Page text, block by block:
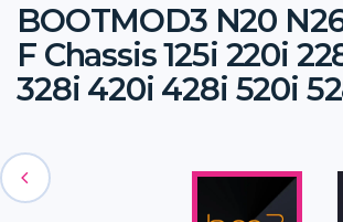
BOOTMOD3 N20
F Chassis 125i 220i
328i 420i 428i 520i